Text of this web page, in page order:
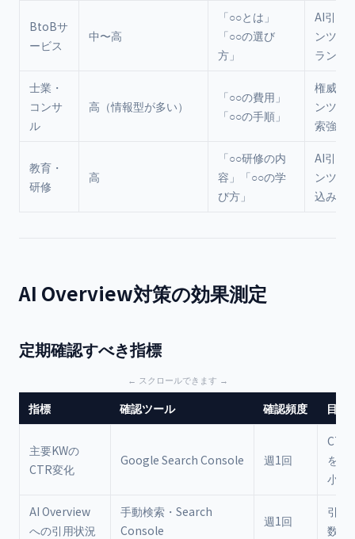
BtoBサ
ービス
中〜高
「○○とは」
「○○の選び
方」
AI引用
ンツ作
ランド
士業・
コンサ
ル
高（情報型が多い）
「○○の費用」
「○○の手順」
権威性
ンツ・
索強化
教育・
研修
高
「○○研修の内
容」「○○の学
び方」
AI引用
ンツ・
込み誘
AI Overview対策の効果測定
定期確認すべき指標
指標 確認ツール 確認頻度 目標
主要KWの
CTR変化
Google Search Console 週1回
CTR
を月
小
AI Overview
への引用状況
手動検索・Search
Console
週1回
引用
数の